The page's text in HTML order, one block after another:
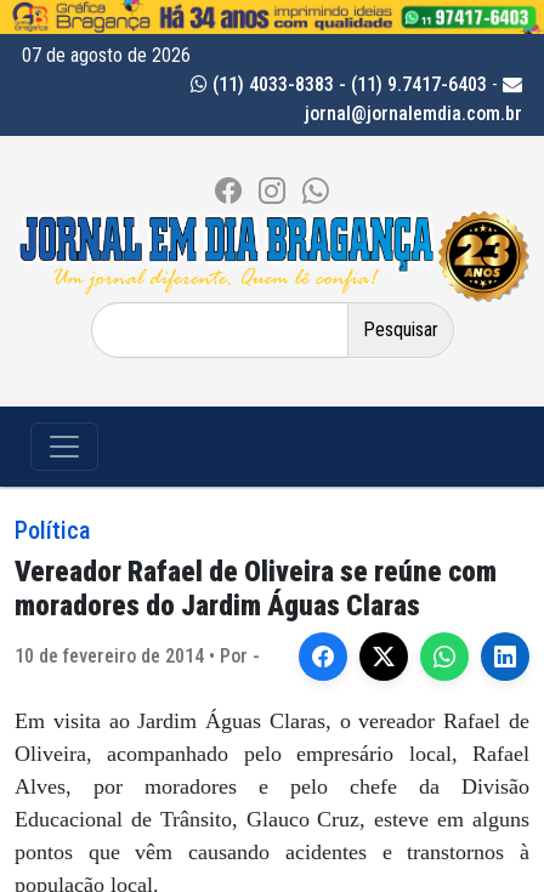
07 de agosto de 2026
(11) 4033-8383 - (11) 9.7417-6403 -
jornal@jornalemdia.com.br
Pesquisar
por:
Política
Vereador Rafael de Oliveira se reúne com
moradores do Jardim Águas Claras
10 de fevereiro de 2014 • Por -
Em visita ao Jardim Águas Claras, o vereador Rafael de
Oliveira, acompanhado pelo empresário local, Rafael
Alves, por moradores e pelo chefe da Divisão
Educacional de Trânsito, Glauco Cruz, esteve em alguns
pontos que vêm causando acidentes e transtornos à
população local.